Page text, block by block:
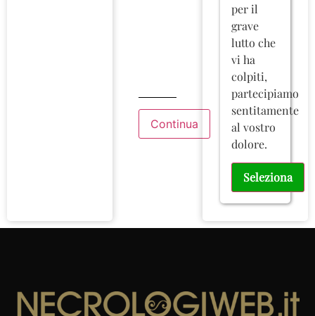
per il
grave
lutto che
vi ha
colpiti,
partecipiamo
sentitamente
al vostro
dolore.
Seleziona